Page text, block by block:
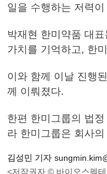
일을 수행하는 저력
박재현 한미약품 대
가치를 기억하고, 한
이와 함께 이날 진행
께 이뤄졌다.
한편 한미그룹의 법
라 한미그룹은 회사
김성민 기자
<저작권자 © 바이오스펙